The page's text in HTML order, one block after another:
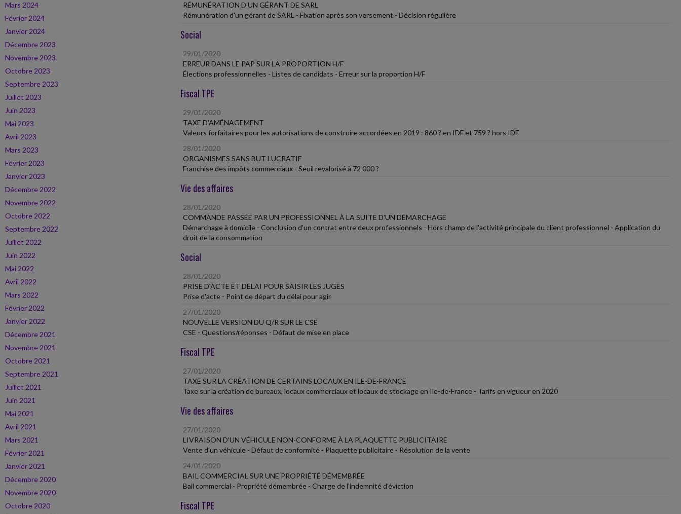
Mars 2024
Février 2024
Janvier 2024
Décembre 2023
Novembre 2023
Octobre 2023
Septembre 2023
Juillet 2023
Juin 2023
Mai 2023
Avril 2023
Mars 2023
Février 2023
Janvier 2023
Décembre 2022
Novembre 2022
Octobre 2022
Septembre 2022
Juillet 2022
Juin 2022
Mai 2022
Avril 2022
Mars 2022
Février 2022
Janvier 2022
Décembre 2021
Novembre 2021
Octobre 2021
Septembre 2021
Juillet 2021
Juin 2021
Mai 2021
Avril 2021
Mars 2021
Février 2021
Janvier 2021
Décembre 2020
Novembre 2020
Octobre 2020
RÉMUNÉRATION D'UN GÉRANT DE SARL
Rémunération d'un gérant de SARL - Fixation après son versement - Décision régulière
Social
29/01/2020
ERREUR DANS LE PAP SUR LA PROPORTION H/F
Élections professionnelles - Listes de candidats - Erreur sur la proportion H/F
Fiscal TPE
29/01/2020
TAXE D'AMÉNAGEMENT
Valeurs forfaitaires pour les autorisations de construire accordées en 2019 : 860 ? en IDF et 759 ? hors IDF
28/01/2020
ORGANISMES SANS BUT LUCRATIF
Franchise des impôts commerciaux - Seuil revalorisé à 72 000 ?
Vie des affaires
28/01/2020
COMMANDE PASSÉE PAR UN PROFESSIONNEL À LA SUITE D'UN DÉMARCHAGE
Démarchage à domicile - Conclusion d'un contrat entre deux professionnels - Hors champ de l'activité principale du client professionnel - Application du
droit de la consommation
Social
28/01/2020
PRISE D'ACTE ET DÉLAI POUR SAISIR LES JUGES
Prise d'acte - Point de départ du délai pour agir
27/01/2020
NOUVELLE VERSION DU Q/R SUR LE CSE
CSE - Questions/réponses - Défaut de mise en place
Fiscal TPE
27/01/2020
TAXE SUR LA CRÉATION DE CERTAINS LOCAUX EN ILE-DE-FRANCE
Taxe sur la création de bureaux, locaux commerciaux et locaux de stockage en Ile-de-France - Tarifs en vigueur en 2020
Vie des affaires
27/01/2020
LIVRAISON D'UN VÉHICULE NON-CONFORME À LA PLAQUETTE PUBLICITAIRE
Vente d'un véhicule - Défaut de conformité - Plaquette publicitaire - Résolution de la vente
24/01/2020
BAIL COMMERCIAL SUR UNE PROPRIÉTÉ DÉMEMBRÉE
Bail commercial - Propriété démembrée - Charge de l'indemnité d'éviction
Fiscal TPE